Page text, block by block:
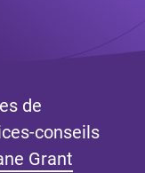
de
conseils
Grant